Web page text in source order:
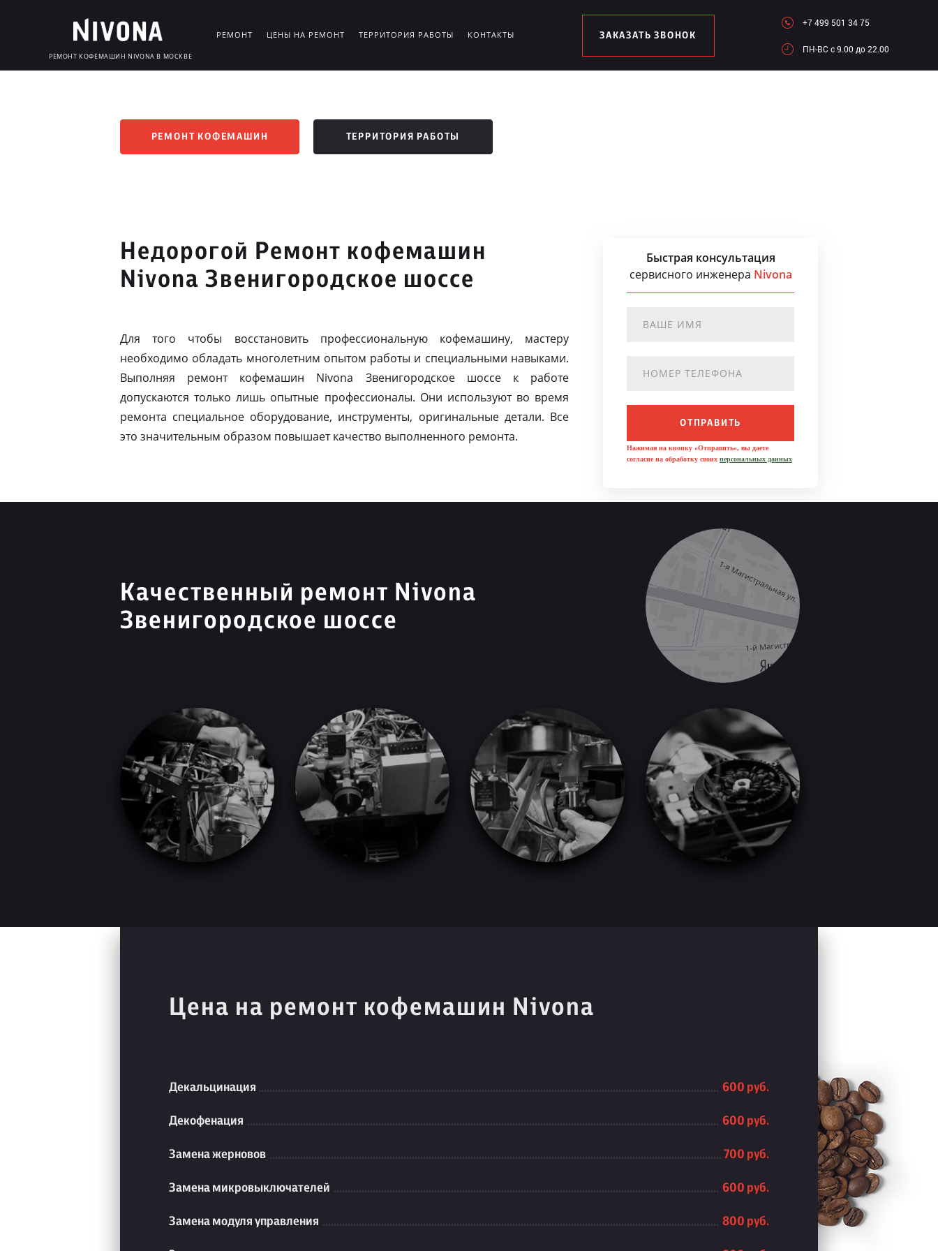
РЕМОНТ КОФЕМАШИН NIVONA В МОСКВЕ
РЕМОНТ ЦЕНЫ НА РЕМОНТ ТЕРРИТОРИЯ РАБОТЫ КОНТАКТЫ ЗАКАЗАТЬ ЗВОНОК
+7 499 501 34 75
ПН-ВC c 9.00 до 22.00
РЕМОНТ КОФЕМАШИН ТЕРРИТОРИЯ РАБОТЫ
Недорогой Ремонт кофемашин
Nivona Звенигородское шоссе
Для того чтобы восстановить профессиональную кофемашину, мастеру
необходимо обладать многолетним опытом работы и специальными навыками.
Выполняя ремонт кофемашин Nivona Звенигородское шоссе к работе
допускаются только лишь опытные профессионалы. Они используют во время
ремонта специальное оборудование, инструменты, оригинальные детали. Все
это значительным образом повышает качество выполненного ремонта.
Быстрая консультация
сервисного инженера Nivona
ОТПРАВИТЬ
Нажимая на кнопку «Отправить», вы даете
согласие на обработку своих персональных данных
Качественный ремонт Nivona
Звенигородское шоссе
Цена на ремонт кофемашин Nivona
Декальцинация 600 руб.
Декофенация 600 руб.
Замена жерновов 700 руб.
Замена микровыключателей 600 руб.
Замена модуля управления 800 руб.